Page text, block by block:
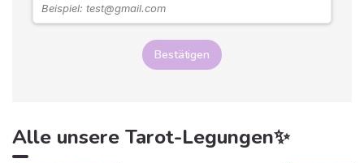
Bestätigen
Alle unsere Tarot-Legungen✨